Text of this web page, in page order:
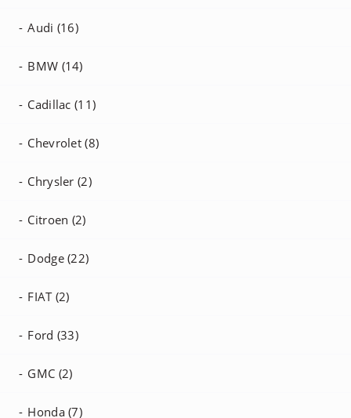
Audi (16)
BMW (14)
Cadillac (11)
Chevrolet (8)
Chrysler (2)
Citroen (2)
Dodge (22)
FIAT (2)
Ford (33)
GMC (2)
Honda (7)